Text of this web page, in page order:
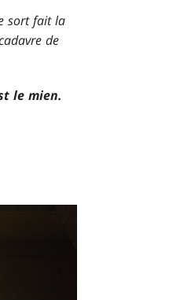
sort fait la
de
le mien.